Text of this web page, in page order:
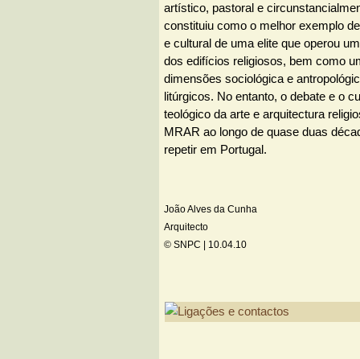
artístico, pastoral e
constituiu como o melhor exemplo
e cultural de uma elite que operou
dos edifícios religiosos, bem como
dimensões sociológica e
litúrgicos. No entanto, o debate e o
teológico da arte e arquitectura
MRAR ao longo de quase duas
repetir em Portugal.
João Alves da Cunha
Arquitecto
© SNPC | 10.04.10